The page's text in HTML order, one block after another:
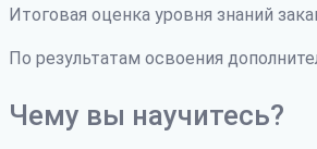
Итоговая оценка уровня знаний
По результатам освоения
Чему вы научитесь?